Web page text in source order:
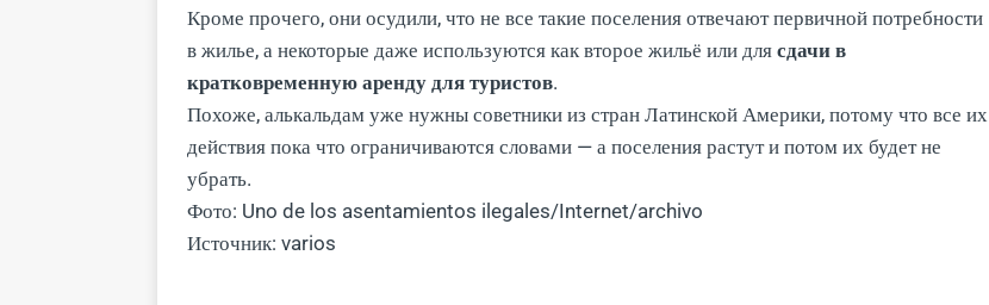
Кроме прочего, они осудили, что не все такие поселения отвечают первичной потребности
в жилье, а некоторые даже используются как второе жильё или для сдачи в
кратковременную аренду для туристов.
Похоже, алькальдам уже нужны советники из стран Латинской Америки, потому что все их
действия пока что ограничиваются словами — а поселения растут и потом их будет не
убрать.
Фото: Uno de los asentamientos ilegales/Internet/archivo
Источник: varios